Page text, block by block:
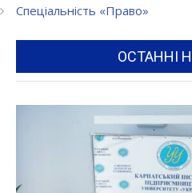
Спеціальність «Право»
ОСТАННІ